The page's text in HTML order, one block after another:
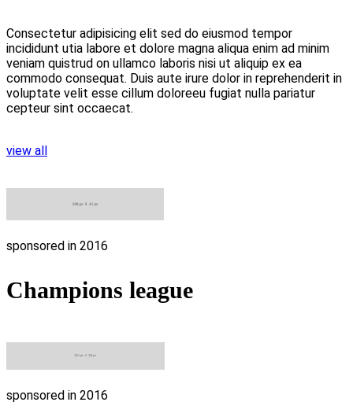
Consectetur adipisicing elit sed do eiusmod tempor
incididunt utia labore et dolore magna aliqua enim ad minim
veniam quistrud on ullamco laboris nisi ut aliquip ex ea
commodo consequat. Duis aute irure dolor in reprehenderit in
voluptate velit esse cillum doloreeu fugiat nulla pariatur
cepteur sint occaecat.
view all
sponsored in 2016
Champions league
sponsored in 2016